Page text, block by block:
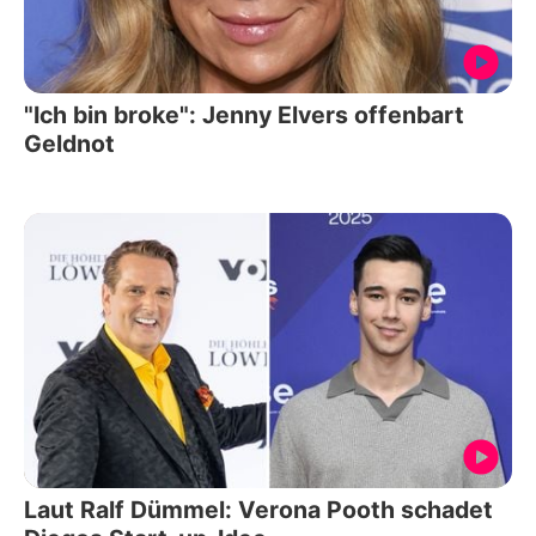
"Ich bin broke": Jenny Elvers offenbart
Geldnot
Laut Ralf Dümmel: Verona Pooth schadet